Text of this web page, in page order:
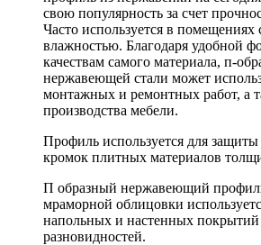
свою популярность за счет
Часто используется в помещениях
влажностью. Благодаря удобной
качествам самого материала, п-
нержавеющей стали может
монтажных и ремонтных работ, а
производства мебели.
Профиль используется для
кромок плитных материалов
П образный нержавеющий
мраморной облицовки
напольных и настенных
разновидностей.